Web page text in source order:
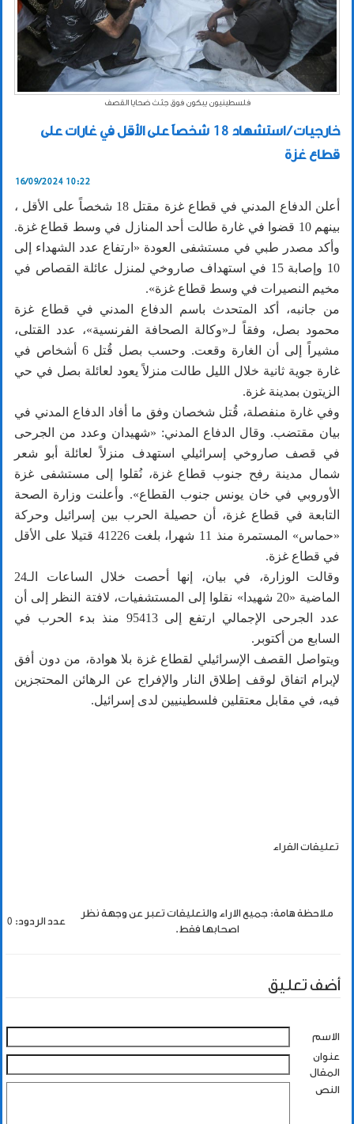
فلسطينيون يبكون فوق جثث ضحايا القصف
خارجيات / استشهاد 18 شخصاً على الأقل في غارات على
قطاع غزة
16/09/2024 10:22
أعلن الدفاع المدني في قطاع غزة مقتل 18 شخصاً على الأقل ،
بينهم 10 قضوا في غارة طالت أحد المنازل في وسط قطاع غزة.
وأكد مصدر طبي في مستشفى العودة «ارتفاع عدد الشهداء إلى
10 وإصابة 15 في استهداف صاروخي لمنزل عائلة القصاص في
مخيم النصيرات في وسط قطاع غزة».
من جانبه، أكد المتحدث باسم الدفاع المدني في قطاع غزة
محمود بصل، وفقاً لـ«وكالة الصحافة الفرنسية»، عدد القتلى،
مشيراً إلى أن الغارة وقعت. وحسب بصل قُتل 6 أشخاص في
غارة جوية ثانية خلال الليل طالت منزلاً يعود لعائلة بصل في حي
الزيتون بمدينة غزة.
وفي غارة منفصلة، قُتل شخصان وفق ما أفاد الدفاع المدني في
بيان مقتضب. وقال الدفاع المدني: «شهيدان وعدد من الجرحى
في قصف صاروخي إسرائيلي استهدف منزلاً لعائلة أبو شعر
شمال مدينة رفح جنوب قطاع غزة، نُقلوا إلى مستشفى غزة
الأوروبي في خان يونس جنوب القطاع». وأعلنت وزارة الصحة
التابعة في قطاع غزة، أن حصيلة الحرب بين إسرائيل وحركة
«حماس» المستمرة منذ 11 شهرا، بلغت 41226 قتيلا على الأقل
في قطاع غزة.
وقالت الوزارة، في بيان، إنها أحصت خلال الساعات الـ24
الماضية «20 شهيدا» نقلوا إلى المستشفيات، لافتة النظر إلى أن
عدد الجرحى الإجمالي ارتفع إلى 95413 منذ بدء الحرب في
السابع من أكتوبر.
ويتواصل القصف الإسرائيلي لقطاع غزة بلا هوادة، من دون أفق
لإبرام اتفاق لوقف إطلاق النار والإفراج عن الرهائن المحتجزين
فيه، في مقابل معتقلين فلسطينيين لدى إسرائيل.
تعليقات القراء
ملاحظة هامة: جميع الاراء والتعليقات تعبر عن وجهة نظر
اصحابها فقط.
عدد الردود: 0
أضف تعليق
الاسم
عنوان
المقال
النص